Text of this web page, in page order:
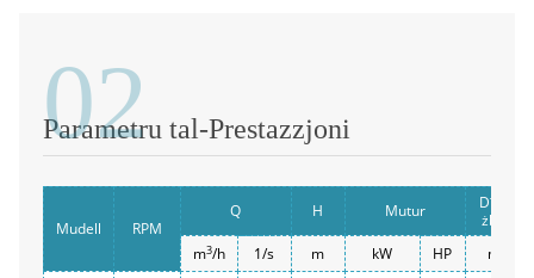
02
Parametru tal-Prestazzjoni
Mudell RPM
Q H Mutur
Dħul u
żbokk
m3/h 1/s m kW HP mm